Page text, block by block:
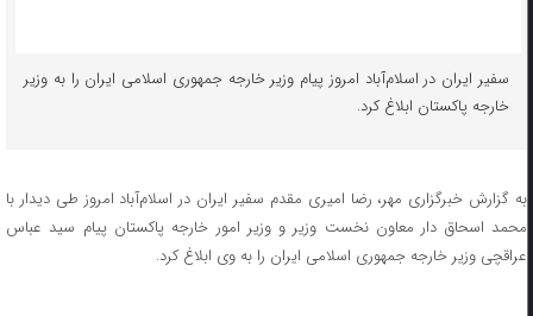
سفیر ایران در اسلام‌آباد امروز پیام وزیر خارجه جمهوری اسلامی ایران را به وزیر
خارجه پاکستان ابلاغ کرد.
به گزارش خبرگزاری مهر، رضا امیری مقدم سفیر ایران در اسلام‌آباد امروز طی دیدار با
محمد اسحاق دار معاون نخست وزیر و وزیر امور خارجه پاکستان پیام سید عباس
عراقچی وزیر خارجه جمهوری اسلامی ایران را به وی ابلاغ کرد.